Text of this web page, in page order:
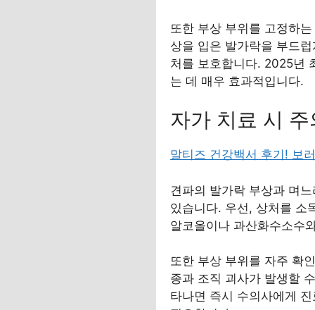
또한 부상 부위를 고정하
상을 입은 발가락을 부드
처를 보호합니다. 2025년
는 데 매우 효과적입니다.
자가 치료 시
말티즈 건강백서 후기! 보
견파의 발가락 부상과 며
있습니다. 우선, 상처를 소
알코올이나 과산화수소수
또한 부상 부위를 자주 확
종과 조직 괴사가 발생할
타나면 즉시 수의사에게